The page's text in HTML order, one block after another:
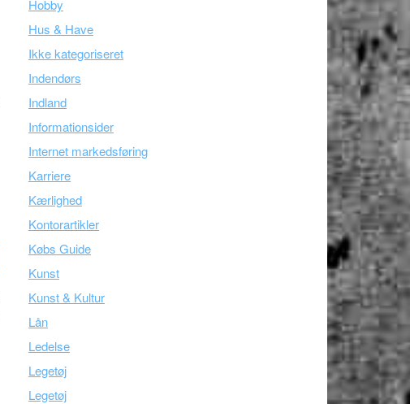
Hobby
Hus & Have
Ikke kategoriseret
Indendørs
Indland
Informationsider
Internet markedsføring
Karriere
Kærlighed
Kontorartikler
Købs Guide
Kunst
Kunst & Kultur
Lån
Ledelse
Legetøj
Legetøj